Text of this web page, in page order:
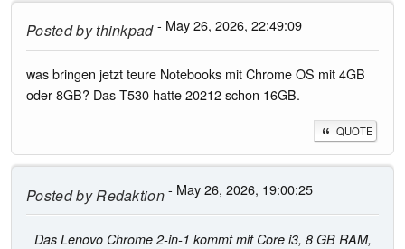
Posted bythinkpad- May 26, 2026, 22:49:09
was bringen jetzt teure Notebooks mit Chrome OS mit 4GB
oder 8GB? Das T530 hatte 20212 schon 16GB.
QUOTE
Posted byRedaktion- May 26, 2026, 19:00:25
Das Lenovo Chrome 2-in-1 kommt mit Core i3, 8 GB RAM,